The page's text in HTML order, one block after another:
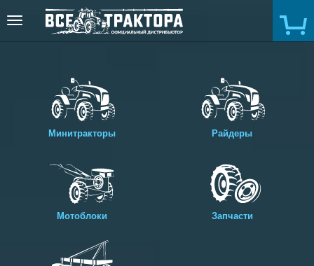
Toggle
navigation
Минитракторы Райдеры
Мотоблоки Запчасти